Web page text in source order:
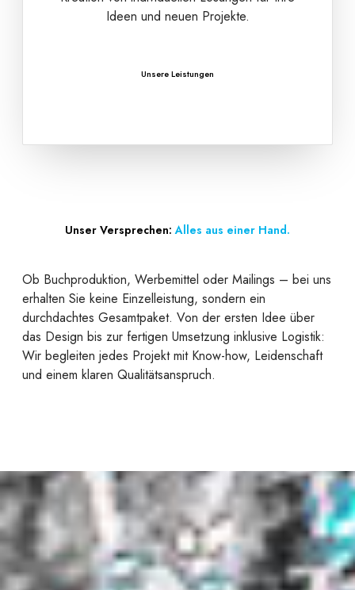
Ideen und neuen Projekte.
Unsere Leistungen
Unser Versprechen: Alles aus einer Hand.
Ob Buchproduktion, Werbemittel oder Mailings – bei uns
erhalten Sie keine Einzelleistung, sondern ein
durchdachtes Gesamtpaket. Von der ersten Idee über
das Design bis zur fertigen Umsetzung inklusive Logistik:
Wir begleiten jedes Projekt mit Know-how, Leidenschaft
und einem klaren Qualitätsanspruch.